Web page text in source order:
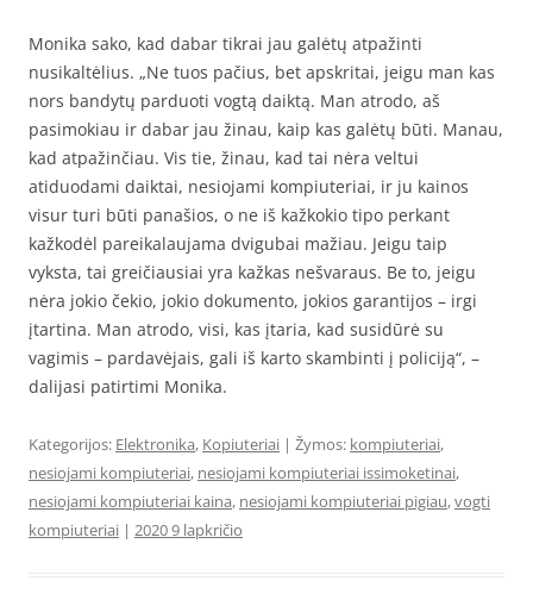
Monika sako, kad dabar tikrai jau galėtų atpažinti
nusikaltėlius. „Ne tuos pačius, bet apskritai, jeigu man kas
nors bandytų parduoti vogtą daiktą. Man atrodo, aš
pasimokiau ir dabar jau žinau, kaip kas galėtų būti. Manau,
kad atpažinčiau. Vis tie, žinau, kad tai nėra veltui
atiduodami daiktai, nesiojami kompiuteriai, ir ju kainos
visur turi būti panašios, o ne iš kažkokio tipo perkant
kažkodėl pareikalaujama dvigubai mažiau. Jeigu taip
vyksta, tai greičiausiai yra kažkas nešvaraus. Be to, jeigu
nėra jokio čekio, jokio dokumento, jokios garantijos – irgi
įtartina. Man atrodo, visi, kas įtaria, kad susidūrė su
vagimis – pardavėjais, gali iš karto skambinti į policiją“, –
dalijasi patirtimi Monika.
Kategorijos: Elektronika, Kopiuteriai | Žymos: kompiuteriai,
nesiojami kompiuteriai, nesiojami kompiuteriai issimoketinai,
nesiojami kompiuteriai kaina, nesiojami kompiuteriai pigiau,vogti
kompiuteriai | 2020 9 lapkričio